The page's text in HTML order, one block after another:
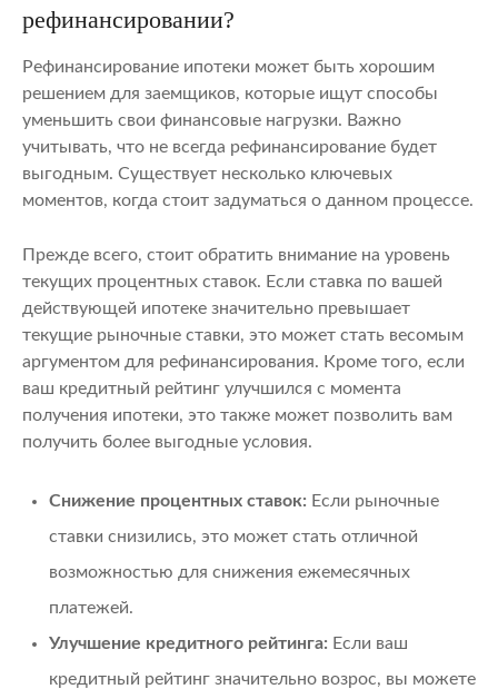
рефинансировании?
Рефинансирование ипотеки может быть хорошим
решением для заемщиков, которые ищут способы
уменьшить свои финансовые нагрузки. Важно
учитывать, что не всегда рефинансирование будет
выгодным. Существует несколько ключевых
моментов, когда стоит задуматься о данном процессе.
Прежде всего, стоит обратить внимание на уровень
текущих процентных ставок. Если ставка по вашей
действующей ипотеке значительно превышает
текущие рыночные ставки, это может стать весомым
аргументом для рефинансирования. Кроме того, если
ваш кредитный рейтинг улучшился с момента
получения ипотеки, это также может позволить вам
получить более выгодные условия.
Снижение процентных ставок: Если рыночные
ставки снизились, это может стать отличной
возможностью для снижения ежемесячных
платежей.
Улучшение кредитного рейтинга: Если ваш
кредитный рейтинг значительно возрос, вы можете